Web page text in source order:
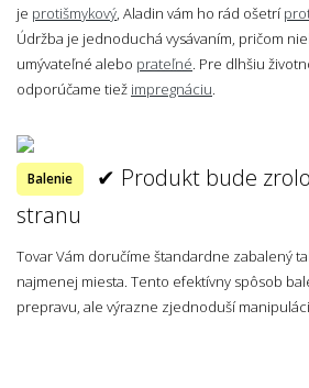
je protišmykový , Aladin vám ho rád ošetrí
Údržba je jednoduchá vysávaním, pričom
umývateľné alebo prateľné . Pre dlhšiu
odporúčame tiež impregnáciu
Balenie
✔ Produkt bude
stranu
Tovar Vám doručíme štandardne zabalený
najmenej miesta. Tento efektívny spôsob
prepravu, ale výrazne zjednoduší